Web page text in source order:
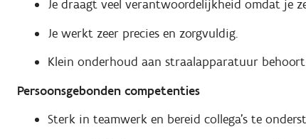
Je draagt veel verantwoordelijkheid omdat je
Je werkt zeer precies en zorgvuldig.
Klein onderhoud aan straalapparatuur
Persoonsgebonden competenties
Sterk in teamwerk en bereid collega’s te